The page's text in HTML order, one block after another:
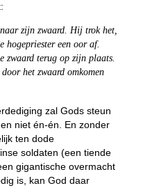
naar zijn zwaard. Hij trok het,
hogepriester een oor af.
zwaard terug op zijn plaats.
het zwaard omkomen
zal Gods steun
niet én-én. En zonder
ten dode
soldaten (een tiende
gigantische overmacht
is, kan God daar